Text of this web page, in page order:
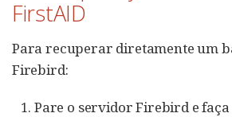
FirstAID
Para recuperar diretamente um
Firebird:
Pare o servidor Firebird e